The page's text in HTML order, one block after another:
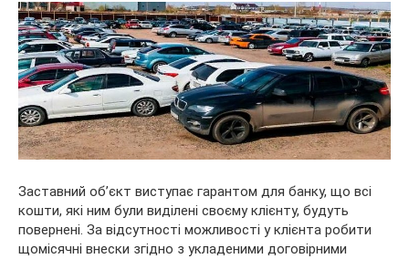
Заставний об’єкт виступає гарантом для банку, що всі
кошти, які ним були виділені своєму клієнту, будуть
повернені. За відсутності можливості у клієнта робити
щомісячні внески згідно з укладеними договірними